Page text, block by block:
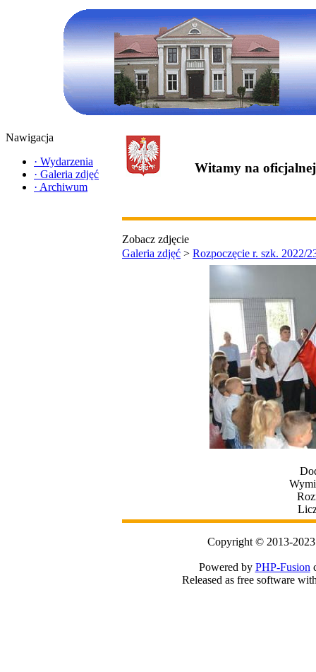
Nawigacja
· Wydarzenia
· Galeria zdjęć
· Archiwum
Witamy na oficjalnej
Zobacz zdjęcie
Galeria zdjęć > Rozpoczęcie r. szk. 2022/
Copyright © 2013-
Powered by PHP-Fusion
Released as free software